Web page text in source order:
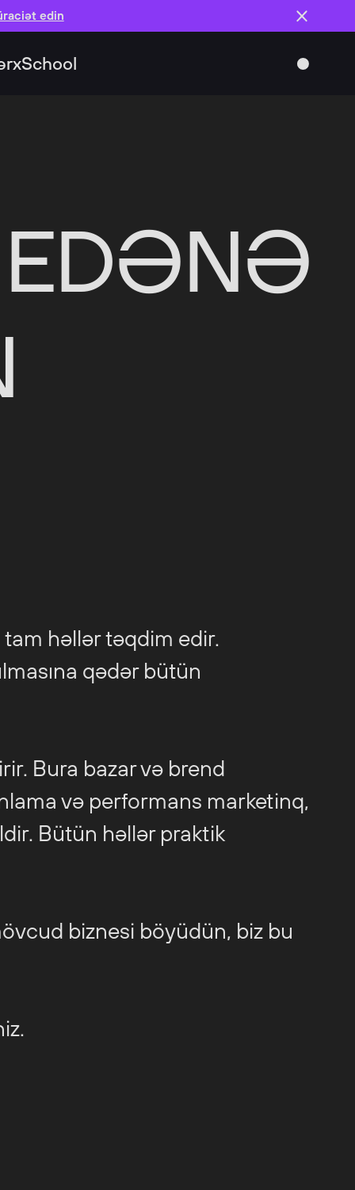
edin
xSchool
EDƏNƏ
həllər təqdim edir.
qədər bütün
Bura bazar və brend
və performans marketinq,
Bütün həllər praktik
biznesi böyüdün, biz bu